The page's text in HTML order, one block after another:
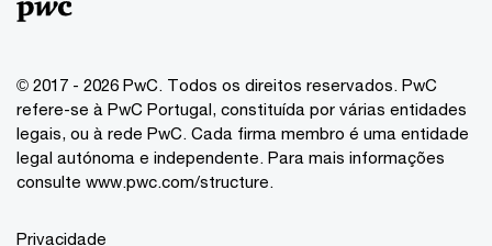
© 2017 - 2026 PwC. Todos os direitos reservados. PwC
refere-se à PwC Portugal, constituída por várias entidades
legais, ou à rede PwC. Cada firma membro é uma entidade
legal autónoma e independente. Para mais informações
consulte www.pwc.com/structure.
Privacidade